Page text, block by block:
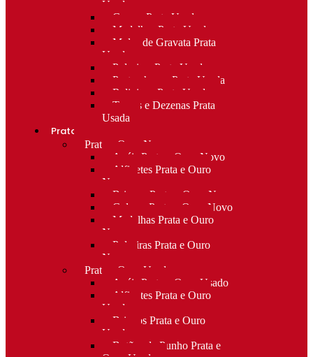
Usada
Cruzes Prata Usada
Medalhas Prata Usada
Molas de Gravata Prata
Usada
Pulseiras Prata Usada
Porta-chaves Prata Usada
Religioso Prata Usada
Terços e Dezenas Prata
Usada
Prata e ouro
Prata e Ouro Novo
Anéis Prata e Ouro Novo
Alfinetes Prata e Ouro
Novo
Brincos Prata e Ouro Novo
Colares Prata e Ouro Novo
Medalhas Prata e Ouro
Novo
Pulseiras Prata e Ouro
Novo
Prata e Ouro Usado
Anéis Prata e Ouro Usado
Alfinetes Prata e Ouro
Usado
Brincos Prata e Ouro
Usado
Botões de Punho Prata e